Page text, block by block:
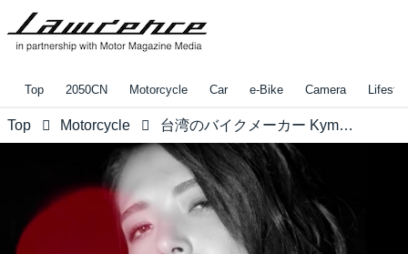
Top 2050CN Motorcycle Car e-Bike Camera
Top Motorcycle 台湾のバイクメーカー KymcoのCMに登場の、とっても美人のお姉さんが気になる。